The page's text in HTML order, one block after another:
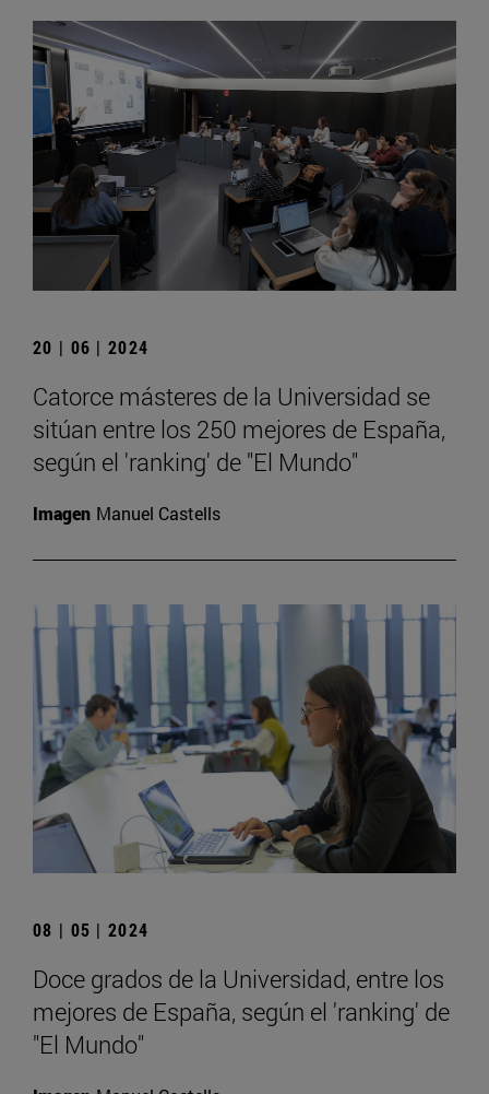
20 | 06 | 2024
Catorce másteres de la Universidad se
sitúan entre los 250 mejores de España,
según el 'ranking' de "El Mundo"
Imagen Manuel Castells
08 | 05 | 2024
Doce grados de la Universidad, entre los
mejores de España, según el 'ranking' de
"El Mundo"